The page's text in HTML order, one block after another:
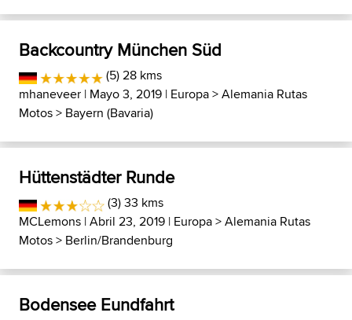
Backcountry München Süd
(5) 28 kms
mhaneveer | Mayo 3, 2019 | Europa>Alemania Rutas
Motos> Bayern (Bavaria)
Hüttenstädter Runde
(3) 33 kms
MCLemons | Abril 23, 2019 | Europa>Alemania Rutas
Motos> Berlin/Brandenburg
Bodensee Eundfahrt